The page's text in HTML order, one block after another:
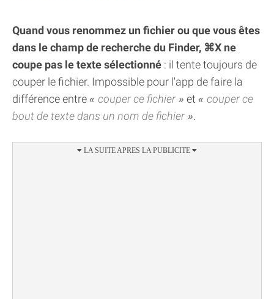
Quand vous renommez un fichier ou que vous êtes
dans le champ de recherche du Finder, ⌘X ne
coupe pas le texte sélectionné : il tente toujours de
couper le fichier. Impossible pour l'app de faire la
différence entre
couper ce fichier et
couper ce
bout de texte dans un nom de fichier
.